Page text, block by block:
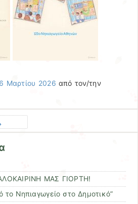
Μαρτίου 2026 από τον/την
ΜΑΣ ΓΙΟΡΤΗ!
Νηπιαγωγείο στο Δημοτικό”